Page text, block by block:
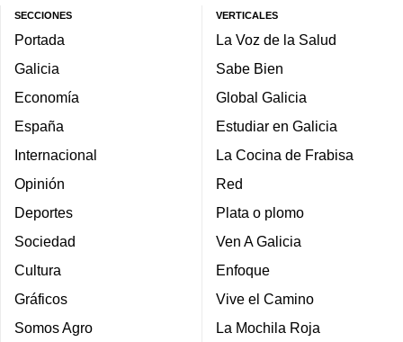
SECCIONES
Portada
Galicia
Economía
España
Internacional
Opinión
Deportes
Sociedad
Cultura
Gráficos
Somos Agro
VERTICALES
La Voz de la Salud
Sabe Bien
Global Galicia
Estudiar en Galicia
La Cocina de Frabisa
Red
Plata o plomo
Ven A Galicia
Enfoque
Vive el Camino
La Mochila Roja